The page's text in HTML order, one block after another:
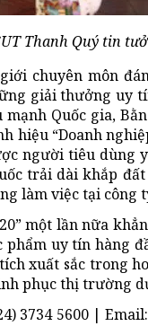
Thanh Quý tin
chuyên môn
giải thưởng uy
Quốc gia,
hiệu “Doanh
người tiêu dùng
trải dài khắp
làm việc tại công
một lần nữa
uy tín hàng
xuất sắc trong
phục thị trường
3734 5600 |